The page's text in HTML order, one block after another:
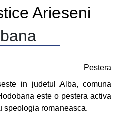
Arieseni
Pestera
in judetul Alba, comuna
este o pestera activa
speologia romaneasca.